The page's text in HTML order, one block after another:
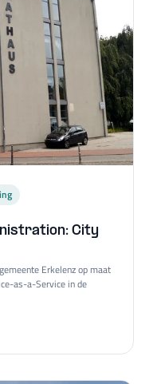
City
Erkelenz op maat
as-a-Service in de